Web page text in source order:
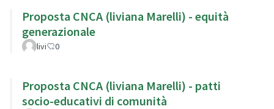
Proposta CNCA (liviana Marelli) - equità
generazionale
livi 0
Proposta CNCA (liviana Marelli) - patti
socio-educativi di comunità